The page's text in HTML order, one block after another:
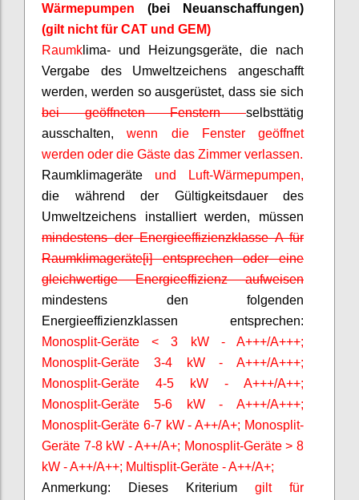
Wärmepumpen (bei Neuanschaffungen)
(gilt nicht für CAT und GEM)
Raumk lima- und Heizungsgeräte, die nach
Vergabe des Umweltzeichens angeschafft
werden, werden so ausgerüstet, dass sie sich
bei geöffneten Fensternselbsttätig
ausschalten,wenn die Fenster geöffnet
werden oder die Gäste das Zimmer verlassen.
Raumklimageräte und Luft-Wärmepumpen,
die während der Gültigkeitsdauer des
Umweltzeichens installiert werden, müssen
mindestens der Energieeffizienzklasse A für
Raumklimageräte[i] entsprechen oder eine
gleichwertige Energieeffizienz aufweisen
mindestens den folgenden
Energieeffizienzklassen entsprechen:
Monosplit-Geräte < 3 kW - A+++/A+++;
Monosplit-Geräte 3-4 kW - A+++/A+++;
Monosplit-Geräte 4-5 kW - A+++/A++;
Monosplit-Geräte 5-6 kW - A+++/A+++;
Monosplit-Geräte 6-7 kW - A++/A+; Monosplit-
Geräte 7-8 kW - A++/A+; Monosplit-Geräte > 8
kW - A++/A++; Multisplit-Geräte - A++/A+;
Anmerkung: Dieses Kriterium gilt für